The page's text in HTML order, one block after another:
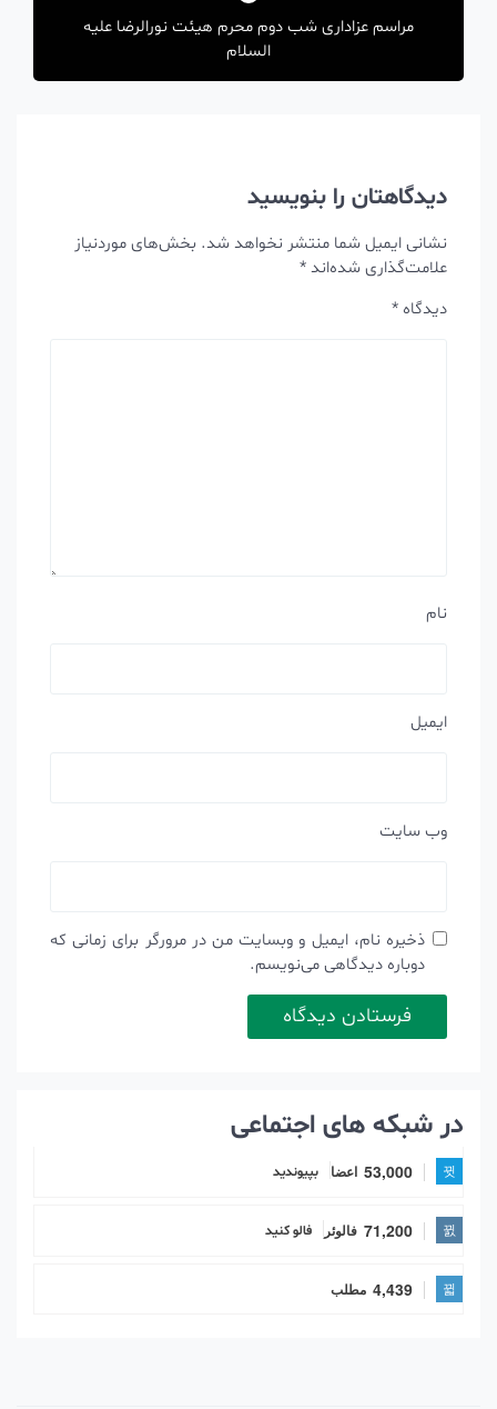
مراسم عزاداری شب دوم محرم هیئت نورالرضا علیه
السلام
دیدگاهتان را بنویسید
نشانی ایمیل شما منتشر نخواهد شد. بخش‌های موردنیاز
علامت‌گذاری شده‌اند*
دیدگاه *
نام
ایمیل
وب‌ سایت
ذخیره نام، ایمیل و وبسایت من در مرورگر برای زمانی که
دوباره دیدگاهی می‌نویسم.
در شبکه های اجتماعی
53,000 اعضا بپیوندید
71,200 فالوئر فالو کنید
4,439 مطلب